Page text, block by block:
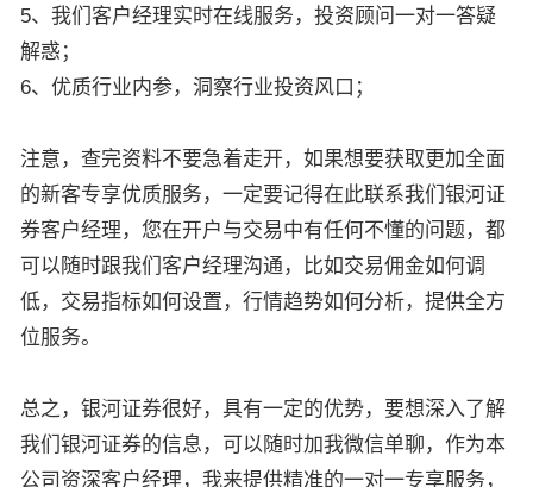
5、我们客户经理实时在线服务，投资顾问一对一答疑
解惑；
6、优质行业内参，洞察行业投资风口；
注意，查完资料不要急着走开，如果想要获取更加全面
的新客专享优质服务，一定要记得在此联系我们银河证
券客户经理，您在开户与交易中有任何不懂的问题，都
可以随时跟我们客户经理沟通，比如交易佣金如何调
低，交易指标如何设置，行情趋势如何分析，提供全方
位服务。
总之，银河证券很好，具有一定的优势，要想深入了解
我们银河证券的信息，可以随时加我微信单聊，作为本
公司资深客户经理，我来提供精准的一对一专享服务，